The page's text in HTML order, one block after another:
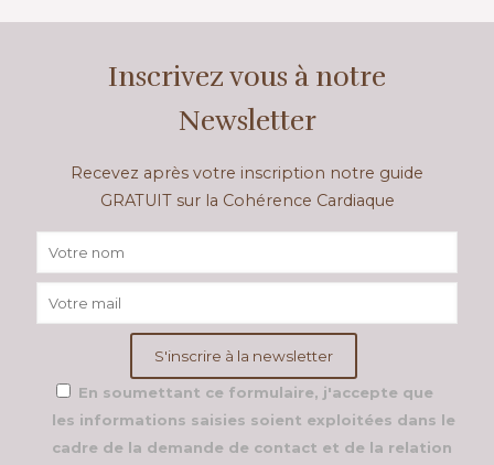
Inscrivez vous à notre
Newsletter
Recevez après votre inscription notre guide
GRATUIT sur la Cohérence Cardiaque
En soumettant ce formulaire, j'accepte que
les informations saisies soient exploitées dans le
cadre de la demande de contact et de la relation